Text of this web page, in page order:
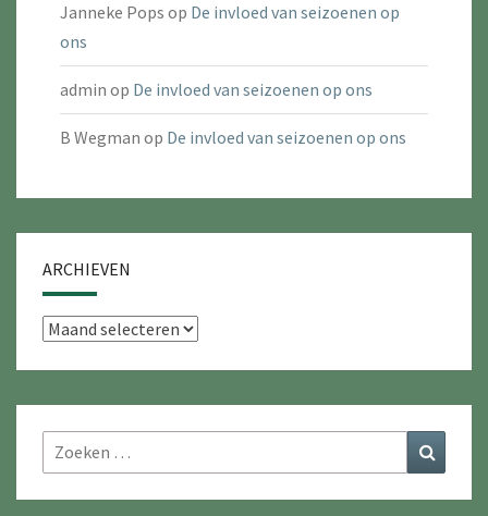
Janneke Pops op De invloed van seizoenen op
ons
admin op De invloed van seizoenen op ons
B Wegman op De invloed van seizoenen op ons
ARCHIEVEN
Archieven
Zoeken
naar: